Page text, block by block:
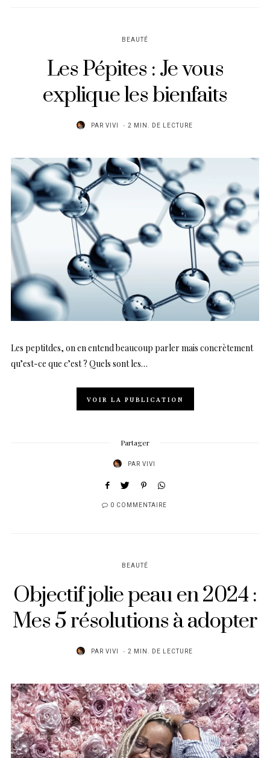
BEAUTÉ
Les Pépites : Je vous
explique les bienfaits
PAR VIVI 2 MIN. DE LECTURE
Les peptitdes, on en entend beaucoup parler mais concrètement
qu’est-ce que c’est ? Quels sont les…
VOIR LA PUBLICATION
Partager
PAR VIVI
0 COMMENTAIRE
BEAUTÉ
Objectif jolie peau en 2024 :
Mes 5 résolutions à adopter
PAR VIVI 2 MIN. DE LECTURE